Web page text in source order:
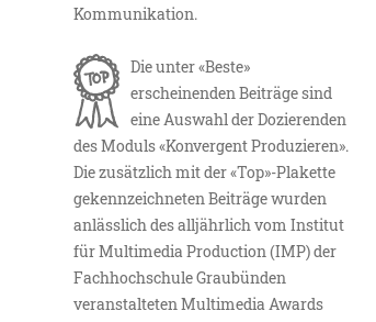
Kommunikation.
Die unter «Beste»
erscheinenden Beiträge sind
eine Auswahl der Dozierenden
des Moduls «Konvergent Produzieren».
Die zusätzlich mit der «Top»-Plakette
gekennzeichneten Beiträge wurden
anlässlich des alljährlich vom Institut
für Multimedia Production (IMP) der
Fachhochschule Graubünden
veranstalteten Multimedia Awards